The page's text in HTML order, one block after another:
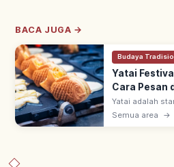
BACA JUGA →
Budaya
Yatai
Cara Pesan
Yatai adalah
yang ramai dari
Semua area →